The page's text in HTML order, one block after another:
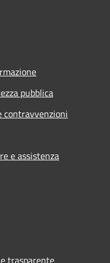
pubblica
contravvenzioni
e assistenza
trasparente